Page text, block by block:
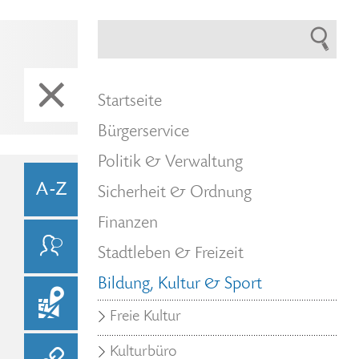
Startseite
Bürgerservice
Politik & Verwaltung
Sicherheit & Ordnung
Finanzen
Stadtleben & Freizeit
Bildung, Kultur & Sport
Freie Kultur
Kulturbüro